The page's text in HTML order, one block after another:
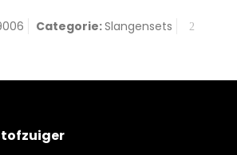
Categorie:Slangensets